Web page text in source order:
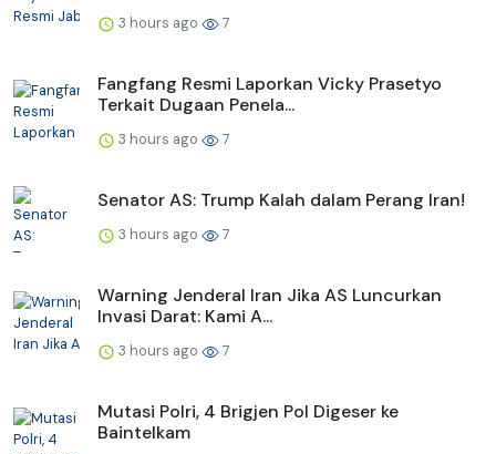
3 hours ago 7
Fangfang Resmi Laporkan Vicky Prasetyo
Terkait Dugaan Penela...
3 hours ago 7
Senator AS: Trump Kalah dalam Perang Iran!
3 hours ago 7
Warning Jenderal Iran Jika AS Luncurkan
Invasi Darat: Kami A...
3 hours ago 7
Mutasi Polri, 4 Brigjen Pol Digeser ke
Baintelkam